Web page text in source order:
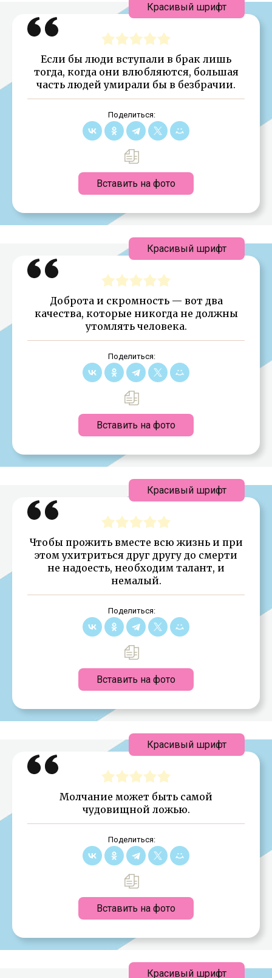
Если бы люди вступали в брак лишь
тогда, когда они влюбляются, большая
часть людей умирали бы в безбрачии.
Поделиться:
Вставить на фото
Красивый шрифт
Доброта и скромность — вот два
качества, которые никогда не должны
утомлять человека.
Поделиться:
Вставить на фото
Красивый шрифт
Чтобы прожить вместе всю жизнь и при
этом ухитриться друг другу до смерти
не надоесть, необходим талант, и
немалый.
Поделиться:
Вставить на фото
Красивый шрифт
Молчание может быть самой
чудовищной ложью.
Поделиться:
Вставить на фото
Красивый шрифт
Красивый шрифт